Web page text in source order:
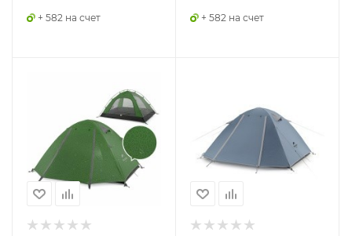
+ 582 на счет + 582 на счет